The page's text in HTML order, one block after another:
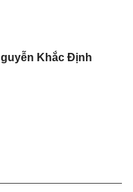
Khắc Định